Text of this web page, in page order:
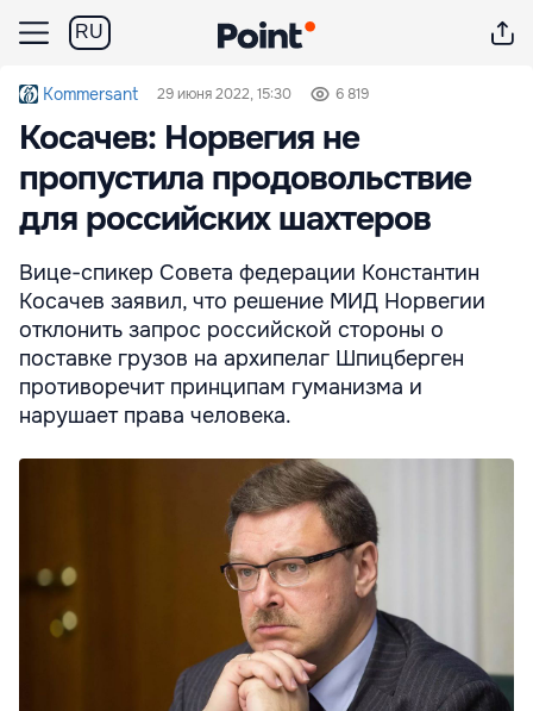
RU
Kommersant 29 июня 2022, 15:30 6 819
Косачев: Норвегия не
пропустила продовольствие
для российских шахтеров
Вице-спикер Совета федерации Константин
Косачев заявил, что решение МИД Норвегии
отклонить запрос российской стороны о
поставке грузов на архипелаг Шпицберген
противоречит принципам гуманизма и
нарушает права человека.